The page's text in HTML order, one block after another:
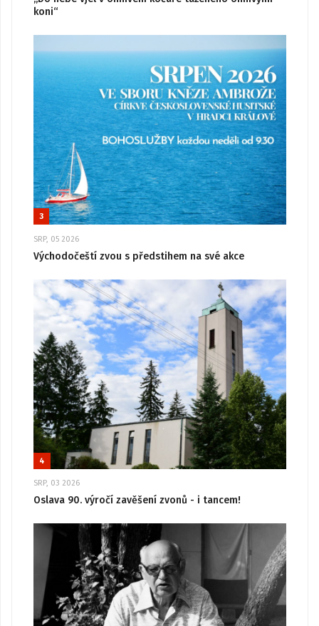
koni“
3
SRP, 05 2026
Východočeští zvou s předstihem na své akce
4
SRP, 03 2026
Oslava 90. výročí zavěšení zvonů - i tancem!